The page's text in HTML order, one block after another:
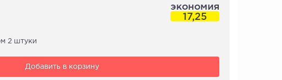
экономия
17,25
2 штуки
Добавить в корзину